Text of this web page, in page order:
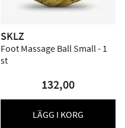
SKLZ
Foot Massage Ball Small - 1
st
132,00
LÄGG I KORG